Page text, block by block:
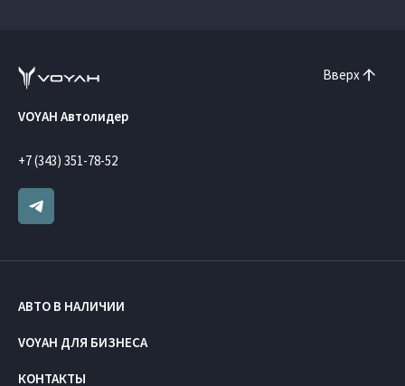
Вверх
VOYAH Автолидер
+7 (343) 351-78-52
АВТО В НАЛИЧИИ
VOYAH ДЛЯ БИЗНЕСА
КОНТАКТЫ